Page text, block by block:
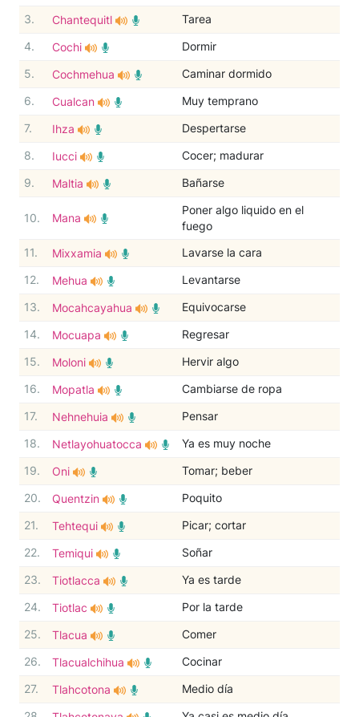
3. Chantequitl Tarea
4. Cochi Dormir
5. Cochmehua Caminar dormido
6. Cualcan Muy temprano
7. Ihza Despertarse
8. Iucci Cocer; madurar
9. Maltia Bañarse
10. Mana
Poner algo liquido en el
fuego
11. Mixxamia Lavarse la cara
12. Mehua Levantarse
13. Mocahcayahua Equivocarse
14. Mocuapa Regresar
15. Moloni Hervir algo
16. Mopatla Cambiarse de ropa
17. Nehnehuia Pensar
18. Netlayohuatocca Ya es muy noche
19. Oni Tomar; beber
20. Quentzin Poquito
21. Tehtequi Picar; cortar
22. Temiqui Soñar
23. Tiotlacca Ya es tarde
24. Tiotlac Por la tarde
25. Tlacua Comer
26. Tlacualchihua Cocinar
27. Tlahcotona Medio día